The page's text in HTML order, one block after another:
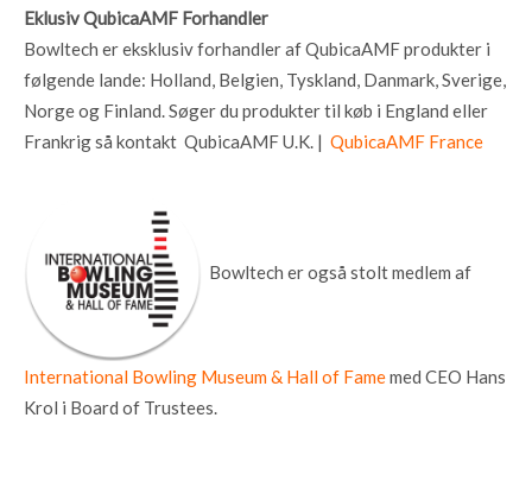
Eklusiv QubicaAMF Forhandler
Bowltech er eksklusiv forhandler af QubicaAMF produkter i
følgende lande: Holland, Belgien, Tyskland, Danmark, Sverige,
Norge og Finland. Søger du produkter til køb i England eller
Frankrig så kontakt QubicaAMF U.K. | QubicaAMF France
Bowltech er også stolt medlem af
International Bowling Museum & Hall of Famemed CEO Hans
Krol i Board of Trustees.